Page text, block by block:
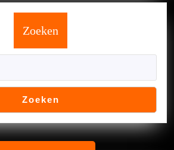
Zoeken
Zoeken